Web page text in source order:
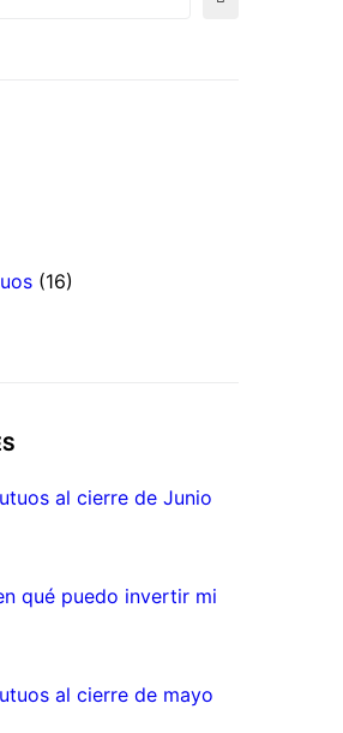
(16)
al cierre de Junio
qué puedo invertir mi
al cierre de mayo